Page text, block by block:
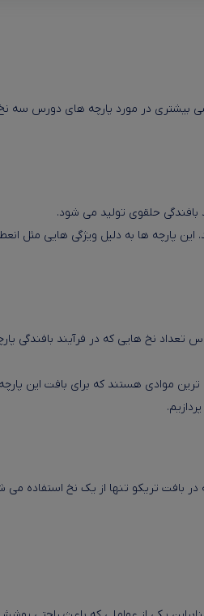
بیشتری در مورد پارچه های دورس سه نخ
حلقوی تولید می شود.
پارچه ها به دلیل ویژگی هایی مثل
تعداد نخ هایی که در فرآیند بافندگی
ترین موادی هستند که برای بافت این
بافت تریکو تنها از یک نخ استفاده می